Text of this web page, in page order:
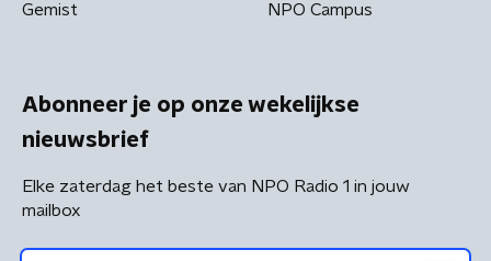
Gemist NPO Campus
Abonneer je op onze wekelijkse
nieuwsbrief
Elke zaterdag het beste van NPO Radio 1 in jouw
mailbox